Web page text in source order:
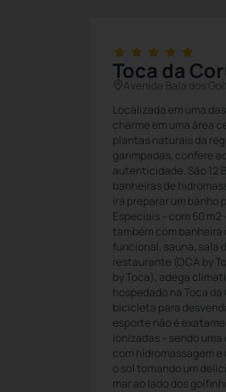
Toca da
Avenida Baía dos
Localizada em uma
charme em uma área
plantas naturais da
garimpadas, confere
autenticidade. São 12
banheiras de
irá preparar um banho
Especiais – com 60
também com
funcional, sauna, sala
restaurante (OCA by
by Toca), adega
hospedado na Toca
bicicleta para
esporte não é
ionizadas – sendo
com hidromassagem
o sol tomando um
mar ao lado dos